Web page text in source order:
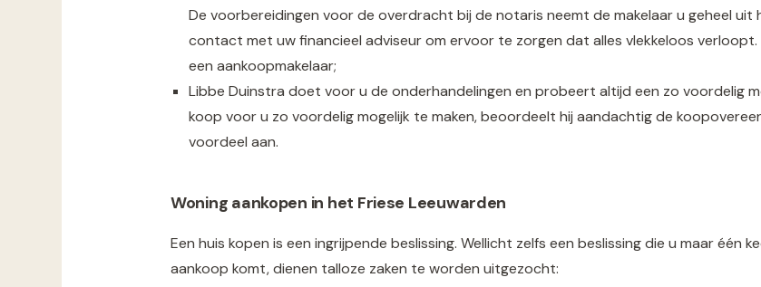
De voorbereidingen voor de overdracht bij de notaris neemt de makelaar u geheel uit
contact met uw financieel adviseur om ervoor te zorgen dat alles vlekkeloos
een aankoopmakelaar;
Libbe Duinstra doet voor u de onderhandelingen en probeert altijd een zo voordelig
koop voor u zo voordelig mogelijk te maken, beoordeelt hij aandachtig de
voordeel aan.
Woning aankopen in het Friese Leeuwarden
Een huis kopen is een ingrijpende beslissing. Wellicht zelfs een beslissing die u maar één
aankoop komt, dienen talloze zaken te worden uitgezocht: